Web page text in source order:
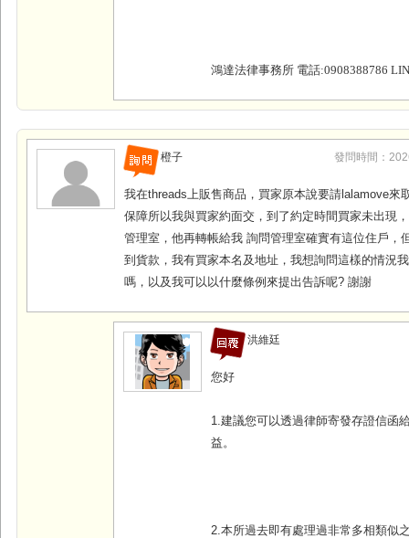
鴻達法律事務所 電話:0908388786
橙子 發問時間：
我在threads上販售商品，買家原本說要請lalamove來
保障所以我與買家約面交，到了約定時間買家未出現
管理室，他再轉帳給我 詢問管理室確實有這位住戶，
到貨款，我有買家本名及地址，我想詢問這樣的情況
嗎，以及我可以以什麼條例來提出告訴呢? 謝謝
洪維廷
您好
1.建議您可以透過律師寄發存證信函
益。
2.本所過去即有處理過非常多相類似